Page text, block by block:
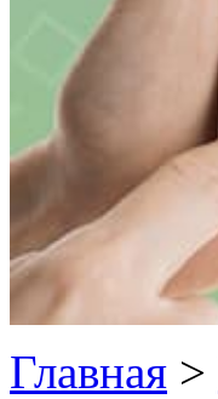
Главная >